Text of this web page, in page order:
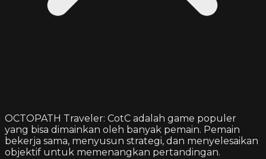
OCTOPATH Traveler: CotC adalah game populer
yang bisa dimainkan oleh banyak pemain. Pemain
bekerja sama, menyusun strategi, dan menyelesaikan
objektif untuk memenangkan pertandingan.